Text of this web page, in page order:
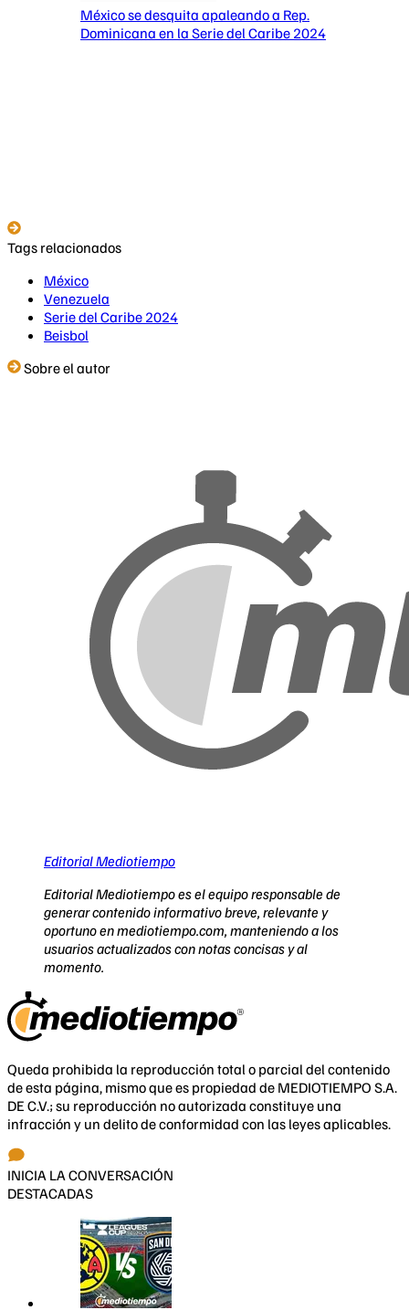
México se desquita apaleando a Rep.
Dominicana en la Serie del Caribe 2024
Tags relacionados
México
Venezuela
Serie del Caribe 2024
Beisbol
Sobre el autor
Editorial Mediotiempo
Editorial Mediotiempo es el equipo responsable de
generar contenido informativo breve, relevante y
oportuno en mediotiempo.com, manteniendo a los
usuarios actualizados con notas concisas y al
momento.
Queda prohibida la reproducción total o parcial del contenido
de esta página, mismo que es propiedad de MEDIOTIEMPO S.A.
DE C.V.; su reproducción no autorizada constituye una
infracción y un delito de conformidad con las leyes aplicables.
INICIA LA CONVERSACIÓN
DESTACADAS